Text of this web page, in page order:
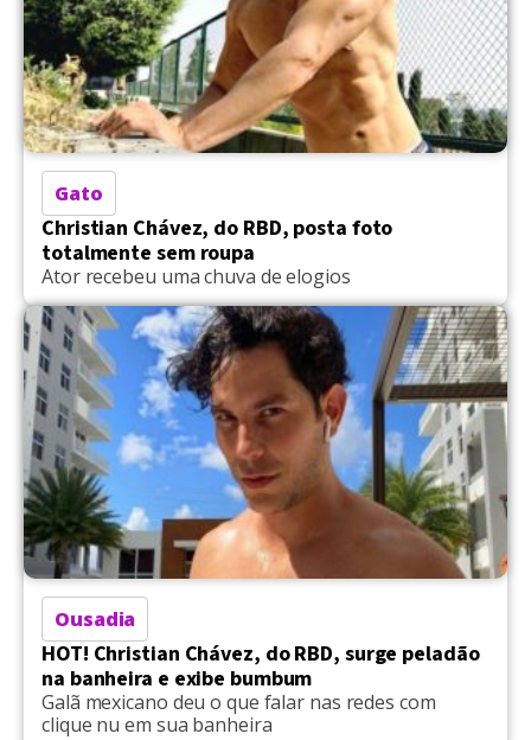
Gato
Christian Chávez, do RBD, posta foto
totalmente sem roupa
Ator recebeu uma chuva de elogios
Ousadia
HOT! Christian Chávez, do RBD, surge peladão
na banheira e exibe bumbum
Galã mexicano deu o que falar nas redes com
clique nu em sua banheira